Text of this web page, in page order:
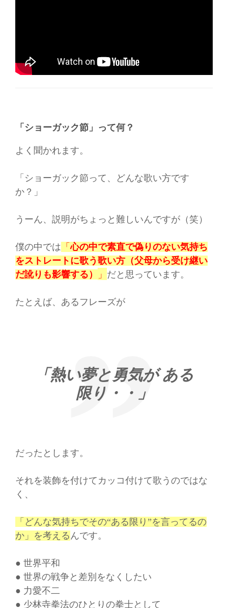
「ショーガック節」って何？
よく聞かれます。
「ショーガック節って、どんな歌い方です
か？」
うーん、説明がちょっと難しいんですが（笑）
僕の中では 「心の中で素直で偽りのない気持ち
をストレートに歌う歌い方（父母から受け継い
だ訛りも影響する）
」 だと思っています。
たとえば、あるフレーズが
「熱い夢と勇気が ある
限り・・」
だったとします。
それを装飾を付けてカッコ付けて歌うのではな
く、
「どんな気持ちでその“ある限り”を言ってるの
か」を考える んです。
● 世界平和
● 世界の戦争と差別をなくしたい
● 力愛不二
● 少林寺拳法のひとりの拳士として